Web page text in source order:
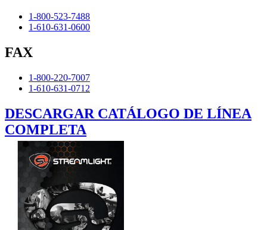
1-800-523-7488
1-610-631-0600
FAX
1-800-220-7007
1-610-631-0712
DESCARGAR CATÁLOGO DE LÍNEA
COMPLETA